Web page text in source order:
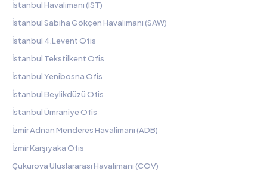
İstanbul Havalimanı (IST)
İstanbul Sabiha Gökçen Havalimanı (SAW)
İstanbul 4.Levent Ofis
İstanbul Tekstilkent Ofis
İstanbul Yenibosna Ofis
İstanbul Beylikdüzü Ofis
İstanbul Ümraniye Ofis
İzmir Adnan Menderes Havalimanı (ADB)
İzmir Karşıyaka Ofis
Çukurova Uluslararası Havalimanı (COV)